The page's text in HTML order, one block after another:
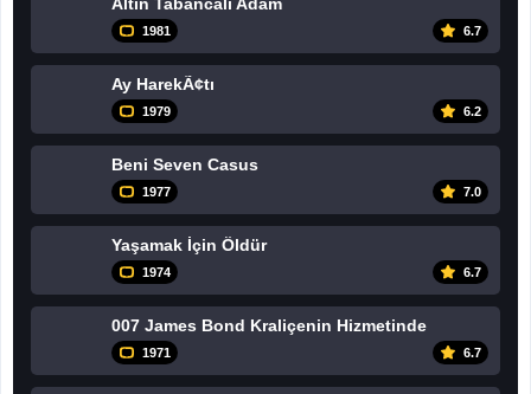
1981 6.7
Ay HarekÃ¢tı
1979 6.2
Beni Seven Casus
1977 7.0
Yaşamak İçin Öldür
1974 6.7
007 James Bond Kraliçenin Hizmetinde
1971 6.7